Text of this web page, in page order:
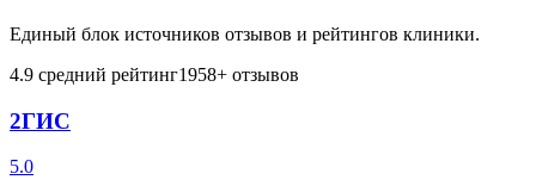
Единый блок источников отзывов и рейтингов клиники.
4.9 средний рейтинг1958+ отзывов
2ГИС
5.0